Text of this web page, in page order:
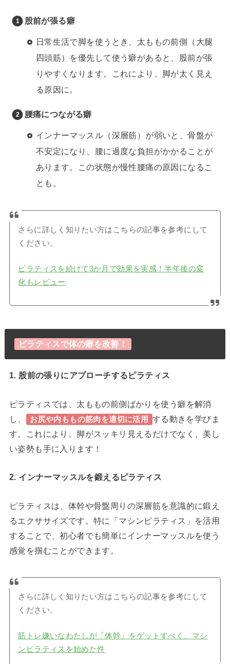
股前が張る癖
日常生活で脚を使うとき、太ももの前側（大腿
四頭筋）を優先して使う癖があると、股前が張
りやすくなります。これにより、脚が太く見え
る原因に。
腰痛につながる癖
インナーマッスル（深層筋）が弱いと、骨盤が
不安定になり、腰に過度な負担がかかることが
あります。この状態が慢性腰痛の原因になるこ
とも。
さらに詳しく知りたい方はこちらの記事を参考にして
ください。
ピラティスを続けて3か月で効果を実感！半年後の変
化もレビュー
ピラティスで体の癖を改善！
1. 股前の張りにアプローチするピラティス
ピラティスでは、太ももの前側ばかりを使う癖を解消
し、
お尻や内ももの筋肉を適切に活用
する動きを学びま
す。これにより、脚がスッキリ見えるだけでなく、美し
い姿勢も手に入ります！
2. インナーマッスルを鍛えるピラティス
ピラティスは、体幹や骨盤周りの深層筋を意識的に鍛え
るエクササイズです。特に「マシンピラティス」を活用
することで、初心者でも簡単にインナーマッスルを使う
感覚を掴むことができます。
さらに詳しく知りたい方はこちらの記事を参考にして
ください。
筋トレ嫌いなわたしが「体幹」をゲットすべく、マシ
ンピラティスを始めた件